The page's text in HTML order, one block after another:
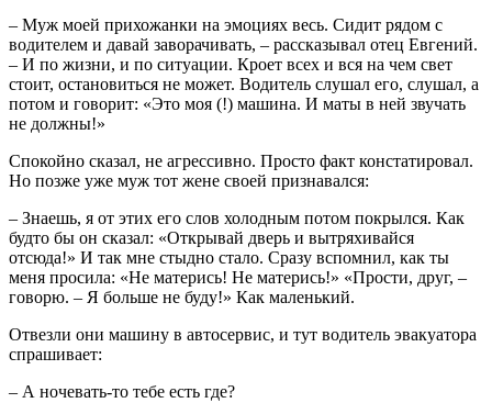
– Муж моей прихожанки на эмоциях весь. Сидит рядом с
водителем и давай заворачивать, – рассказывал отец Евгений.
– И по жизни, и по ситуации. Кроет всех и вся на чем свет
стоит, остановиться не может. Водитель слушал его, слушал, а
потом и говорит: «Это моя (!) машина. И маты в ней звучать
не должны!»
Спокойно сказал, не агрессивно. Просто факт констатировал.
Но позже уже муж тот жене своей признавался:
– Знаешь, я от этих его слов холодным потом покрылся. Как
будто бы он сказал: «Открывай дверь и вытряхивайся
отсюда!» И так мне стыдно стало. Сразу вспомнил, как ты
меня просила: «Не матерись! Не матерись!» «Прости, друг, –
говорю. – Я больше не буду!» Как маленький.
Отвезли они машину в автосервис, и тут водитель эвакуатора
спрашивает:
– А ночевать-то тебе есть где?